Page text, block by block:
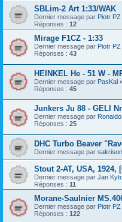
SBLim-2 Art 1:33/WAK
Dernier message par Piotr PZ
Réponses : 12
Mirage F1CZ - 1:33
Dernier message par Piotr PZ
Réponses : 43
HEINKEL He - 51 W -
Dernier message par PasKal
Réponses : 45
Junkers Ju 88 - GELI
Dernier message par
Réponses : 25
DHC Turbo Beaver
Dernier message par sakrison
Stout 2-AT, USA, 1924,
Dernier message par Jan
Réponses : 11
Morane-Saulnier
Dernier message par Piotr PZ
Réponses : 122